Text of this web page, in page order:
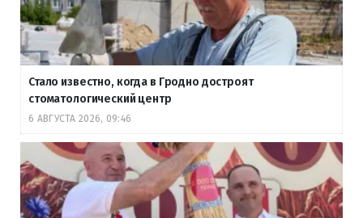
Стало известно, когда в Гродно достроят
стоматологический центр
6 АВГУСТА 2026, 09:46